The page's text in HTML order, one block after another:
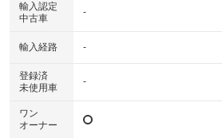
輸入認定
中古車
-
輸入経路 -
登録済
未使用車
-
ワン
オーナー